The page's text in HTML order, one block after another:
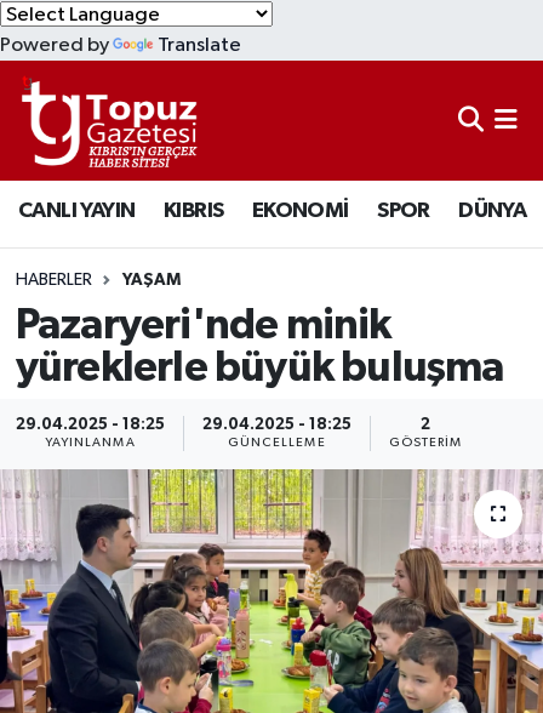
Powered by Translate
CANLI YAYIN KIBRIS EKONOMİ SPOR DÜNYA
HABERLER YAŞAM
Pazaryeri'nde minik
yüreklerle büyük buluşma
29.04.2025 - 18:25
YAYINLANMA
29.04.2025 - 18:25
GÜNCELLEME
2
GÖSTERIM
KIBRIS
DÜNYA
EKONOMİ
MAGAZİN
SAĞLIK
TÜRKİYE
Lefkoşa Nöbetçi Eczaneler
Lefkoşa Hava Durumu
Lefkoşa Trafik Yoğunluk Haritası
Süper Lig Puan Durumu ve Fikstür
Tüm Manşetler